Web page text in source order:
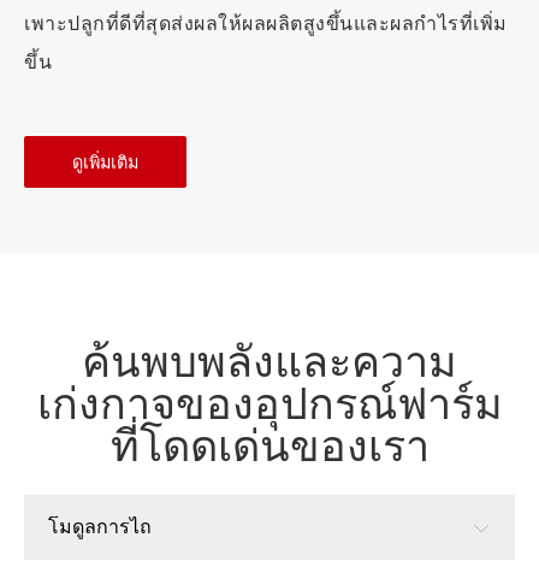
เพาะปลูกที่ดีที่สุดส่งผลให้ผลผลิตสูงขึ้นและผลกำไรที่เพิ่ม
ขึ้น
ดูเพิ่มเติม
ค้นพบพลังและความ
เก่งกาจของอุปกรณ์ฟาร์ม
ที่โดดเด่นของเรา
โมดูลการไถ